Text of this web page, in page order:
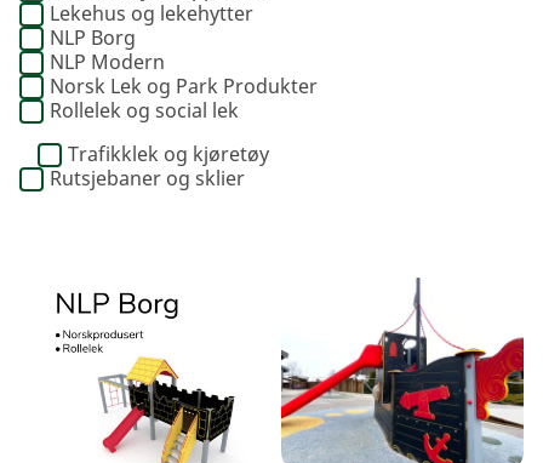
Lekehus og lekehytter
NLP Borg
NLP Modern
Norsk Lek og Park Produkter
Rollelek og social lek
Trafikklek og kjøretøy
Rutsjebaner og sklier